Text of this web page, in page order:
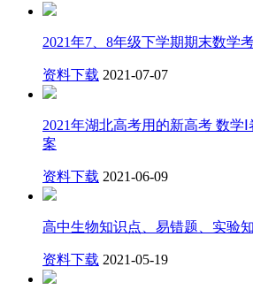
2021年7、8年级下学期期末数学
资料下载 2021-07-07
2021年湖北高考用的新高考 数学
案
资料下载 2021-06-09
高中生物知识点、易错题、实验
资料下载 2021-05-19